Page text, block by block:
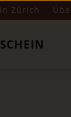
Zürich